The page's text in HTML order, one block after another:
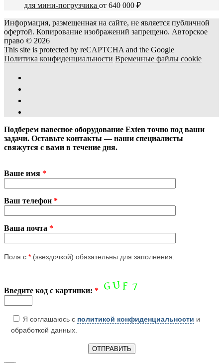
для мини-погрузчика от 640 000 ₽
Информация, размещенная на сайте, не является публичной
офертой. Копирование изображений запрещено. Авторское
право © 2026
This site is protected by reCAPTCHA and the Google
Политика конфиденциальности Временные файлы cookie
Подберем навесное оборудование Exten точно под ваши
задачи. Оставьте контакты — наши специалисты
свяжутся с вами в течение дня.
Ваше имя *
Ваш телефон *
Ваша почта *
Поля с * (звездочкой) обязательны для заполнения.
Введите код с картинки: *
Я соглашаюсь с политикой конфиденциальности и
обработкой данных.